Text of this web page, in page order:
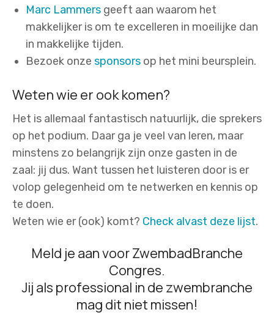
Marc Lammersgeeft aan waarom het
makkelijker is om te excelleren in moeilijke dan
in makkelijke tijden.
Bezoek onze sponsorsop het mini beursplein.
Weten wie er ook komen?
Het is allemaal fantastisch natuurlijk, die sprekers
op het podium. Daar ga je veel van leren, maar
minstens zo belangrijk zijn onze gasten in de
zaal: jij dus. Want tussen het luisteren door is er
volop gelegenheid om te netwerken en kennis op
te doen.
Weten wie er (ook) komt? Check alvast deze lijst.
Meld je aan voor ZwembadBranche
Congres.
Jij als professional in de zwembranche
mag dit niet missen!